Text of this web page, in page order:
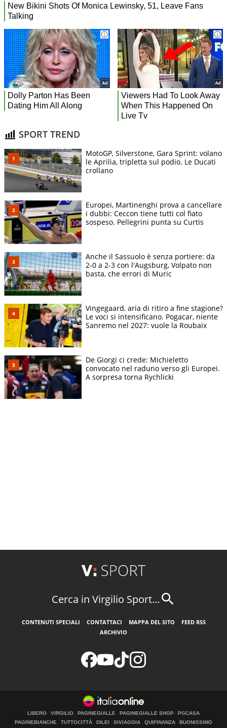
SPORT TREND
MotoGP, Silverstone, Gara Sprint: volano
le Aprilia, tripletta sul podio. Le Ducati
crollano
Europei, Martinenghi prova a cancellare
i dubbi: Ceccon tiene tutti col fiato
sospeso. Pellegrini punta su Curtis
Anche il Sassuolo è senza portiere: da
2-0 a 2-3 con l'Augsburg, Volpato non
basta, che errori di Muric
Vingegaard, aria di ritiro a fine stagione?
Le voci si intensificano. Pogacar, niente
Sanremo nel 2027: vuole la Roubaix
De Giorgi ci crede: Michieletto
convocato nel raduno verso gli Europei.
A sorpresa torna Rychlicki
Cerca in Virgilio Sport...
CONTENUTI SPECIALI CONTATTACI MAPPA DEL SITO
FEED RSS
ARCHIVIO
LIBERO VIRGILIO PAGINEGIALLE PAGINEGIALLE SHOP
PGCASA
PAGINEBIANCHE
TUTTOCITTÀ DILEI SIVIAGGIA QUIFINANZA BUONISSIMO